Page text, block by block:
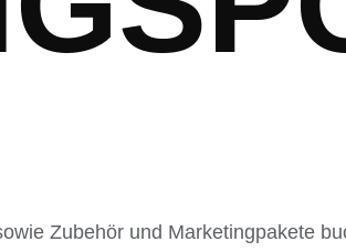
Zubehör und Marketingpakete